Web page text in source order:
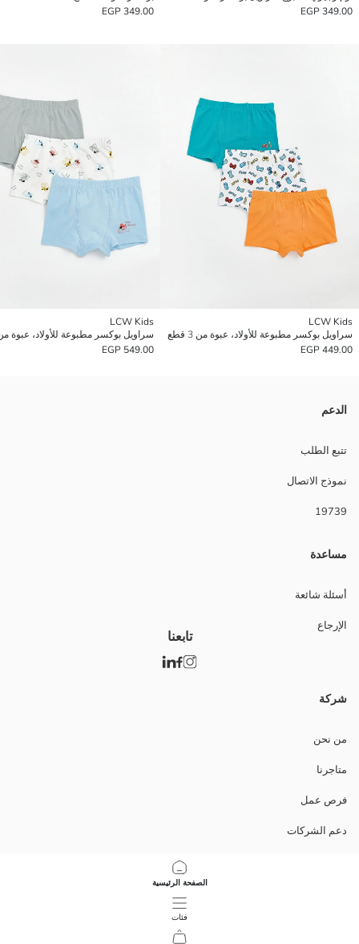
الصفحة الرئيسية
فئات
349.00 EGP
349.00 EGP
LCW Kids
سراويل بوكسر مطبوعة للأولاد، عبوة من 3 قطع
449.00 EGP
LCW Kids
سراويل بوكسر مطبوعة للأولاد، عبوة من 3
549.00 EGP
الدعم
تتبع الطلب
نموذج الاتصال
19739
مساعدة
أسئلة شائعة
الإرجاع
شركة
من نحن
متاجرنا
فرص عمل
دعم الشركات
تابعنا